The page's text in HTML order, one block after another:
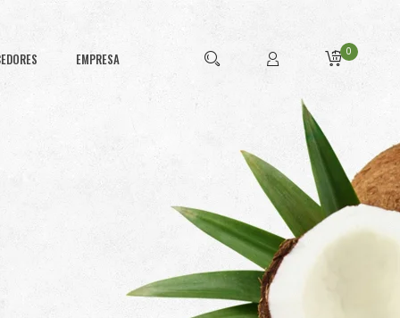
EMPRESA 0